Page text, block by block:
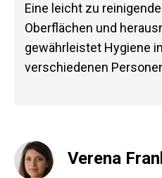
Eine leicht zu
Oberflächen und
gewährleistet Hygiene
verschiedenen
Verena